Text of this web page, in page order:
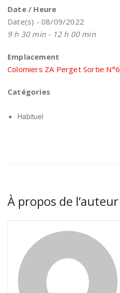
Date / Heure
Date(s) - 08/09/2022
9 h 30 min - 12 h 00 min
Emplacement
Colomiers ZA Perget Sortie N°6
Catégories
Habituel
À propos de l’auteur